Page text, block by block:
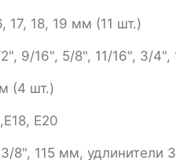
17, 18, 19 мм (11 шт.)
9/16", 5/8", 11/16", 3/4",
(4 шт.)
Е20
8", 115 мм,